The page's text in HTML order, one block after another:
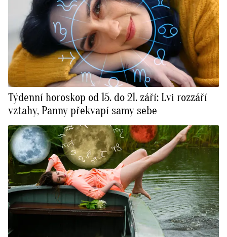
Týdenní horoskop od 15. do 21. září: Lvi rozzáří
vztahy, Panny překvapí samy sebe